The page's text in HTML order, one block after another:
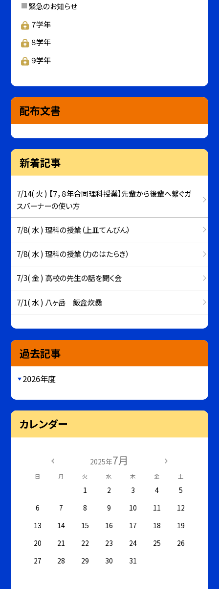
緊急のお知らせ
７学年
８学年
９学年
配布文書
新着記事
7/14( 火 ) 【７，８年合同理科授業】先輩から後輩へ繋ぐガ
スバーナーの使い方
7/8( 水 ) 理科の授業（上皿てんびん）
7/8( 水 ) 理科の授業（力のはたらき）
7/3( 金 ) 高校の先生の話を聞く会
7/1( 水 ) 八ヶ岳 飯盒炊爨
過去記事
2026年度
カレンダー
2025年7月
日 月 火 水 木 金 土
1 2 3 4
5
6
7 8 9 10 11
12
13
14 15 16 17 18
19
20
21 22 23 24 25
26
27
28 29 30 31